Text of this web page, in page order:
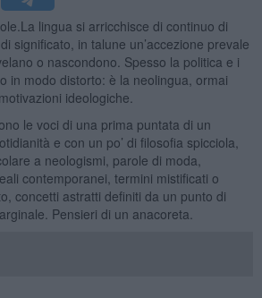
lingua si arricchisce di continuo di
significato, in talune un’accezione prevale
o nascondono. Spesso la politica e i
in modo distorto: è la neolingua, ormai
ideologiche.
le voci di una prima puntata di un
e con un po’ di filosofia spicciola,
a neologismi, parole di moda,
contemporanei, termini mistificati o
concetti astratti definiti da un punto di
Pensieri di un anacoreta.